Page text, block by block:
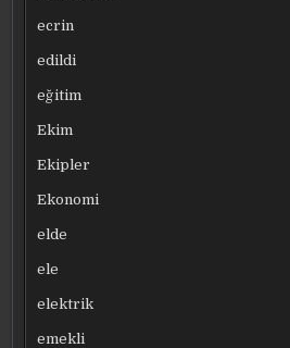
ecrin
edildi
eğitim
Ekim
Ekipler
Ekonomi
elde
ele
elektrik
emekli